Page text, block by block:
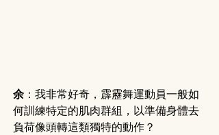
余 ：我非常好奇，霹靂舞運動員一般如
何訓練特定的肌肉群組，以準備身體去
負荷像頭轉這類獨特的動作？